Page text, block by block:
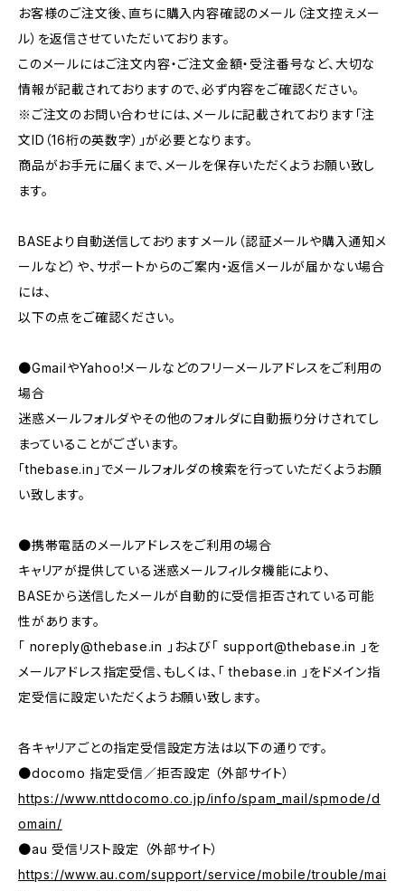
お客様のご注文後、直ちに購入内容確認のメール（注文控えメー
ル）を返信させていただいております。
このメールにはご注文内容・ご注文金額・受注番号など、大切な
情報が記載されておりますので、必ず内容をご確認ください。
※ご注文のお問い合わせには、メールに記載されております「注
文ID（16桁の英数字）」が必要となります。
商品がお手元に届くまで、メールを保存いただくようお願い致し
ます。
BASEより自動送信しておりますメール（認証メールや購入通知メ
ールなど）や、サポートからのご案内・返信メールが届かない場合
には、
以下の点をご確認ください。
●GmailやYahoo!メールなどのフリーメールアドレスをご利用の
場合
迷惑メールフォルダやその他のフォルダに自動振り分けされてし
まっていることがございます。
「thebase.in」でメールフォルダの検索を行っていただくようお願
い致します。
●携帯電話のメールアドレスをご利用の場合
キャリアが提供している迷惑メールフィルタ機能により、
BASEから送信したメールが自動的に受信拒否されている可能
性があります。
「 noreply@thebase.in 」および「 support@thebase.in
」を
メールアドレス指定受信、もしくは、「 thebase.in 」をドメイン指
定受信に設定いただくようお願い致します。
各キャリアごとの指定受信設定方法は以下の通りです。
●docomo 指定受信／拒否設定 （外部サイト）
https://www.nttdocomo.co.jp/info/spam_mail/spmode/d
omain/
●au 受信リスト設定 （外部サイト）
https://www.au.com/support/service/mobile/trouble/mai